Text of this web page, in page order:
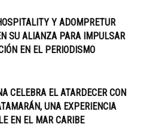
Y ADOMPRETUR
SU ALIANZA PARA IMPULSAR
EN EL PERIODISMO
CELEBRA EL ATARDECER CON
UNA EXPERIENCIA
EN EL MAR CARIBE